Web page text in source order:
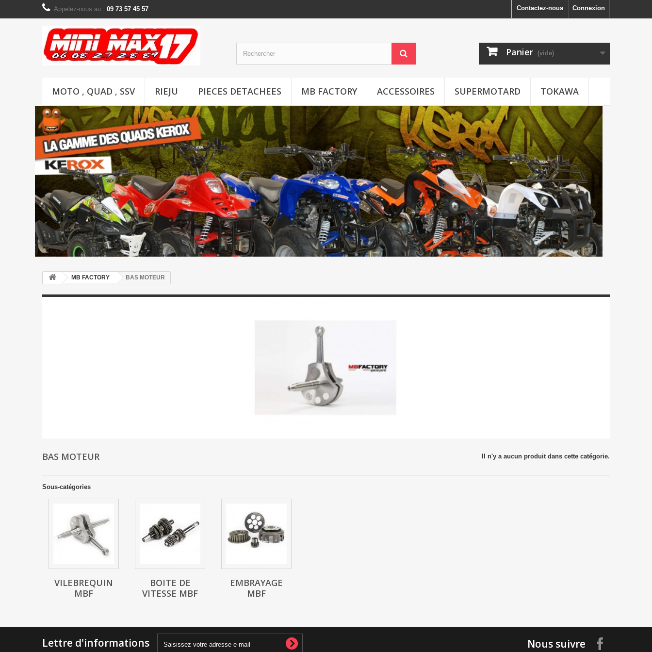
Connexion
Contactez-nous
Appelez-nous au : 09 73 57 45 57
Panier (vide)
MOTO , QUAD , SSV RIEJU PIECES DETACHEES MB FACTORY ACCESSOIRES SUPERMOTARD TOKAWA
MB FACTORY BAS MOTEUR
BAS MOTEUR Il n'y a aucun produit dans cette catégorie.
Sous-catégories
VILEBREQUIN
MBF
BOITE DE
VITESSE MBF
EMBRAYAGE
MBF
Lettre d'informations Nous suivre